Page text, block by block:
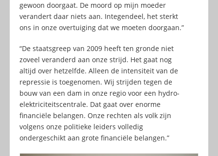
gewoon doorgaat. De moord op mijn moeder
verandert daar niets aan. Integendeel, het sterkt
ons in onze overtuiging dat we moeten doorgaan.”
“De staatsgreep van 2009 heeft ten gronde niet
zoveel veranderd aan onze strijd. Het gaat nog
altijd over hetzelfde. Alleen de intensiteit van de
repressie is toegenomen. Wij strijden tegen de
bouw van een dam in onze regio voor een hydro-
elektriciteitscentrale. Dat gaat over enorme
financiële belangen. Onze rechten als volk zijn
volgens onze politieke leiders volledig
ondergeschikt aan grote financiële belangen.”